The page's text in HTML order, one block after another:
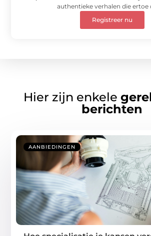
authentieke verhalen die ertoe
Registreer nu
Hier zijn enkele
berichten
AANBIEDINGEN